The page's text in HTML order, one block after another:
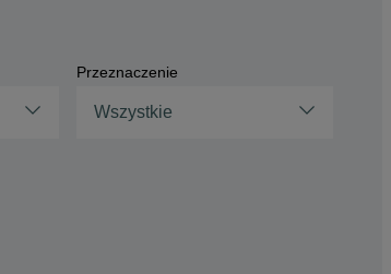
Przeznaczenie
Wszystkie